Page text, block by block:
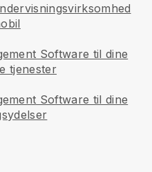
Software til dine
tjenester
Software til dine